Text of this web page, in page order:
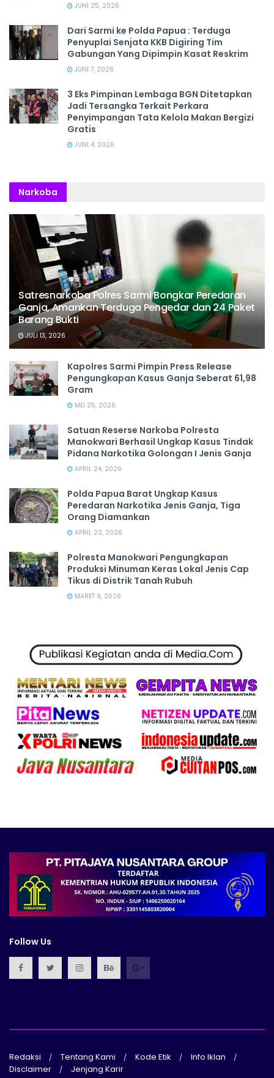
JUNI 25, 2026
Dari Sarmi ke Polda Papua : Terduga
Penyuplai Senjata KKB Digiring Tim
Gabungan Yang Dipimpin Kasat Reskrim
JUNI 7, 2026
3 Eks Pimpinan Lembaga BGN Ditetapkan
Jadi Tersangka Terkait Perkara
Penyimpangan Tata Kelola Makan Bergizi
Gratis
JUNI 4, 2026
Narkoba
Satresnarkoba Polres Sarmi Bongkar Peredaran
Ganja, Amankan Terduga Pengedar dan 24 Paket
Barang Bukti
JULI 13, 2026
Kapolres Sarmi Pimpin Press Release
Pengungkapan Kasus Ganja Seberat 61,98
Gram
MEI 25, 2026
Satuan Reserse Narkoba Polresta
Manokwari Berhasil Ungkap Kasus Tindak
Pidana Narkotika Golongan I Jenis Ganja
APRIL 24, 2026
Polda Papua Barat Ungkap Kasus
Peredaran Narkotika Jenis Ganja, Tiga
Orang Diamankan
APRIL 22, 2026
Polresta Manokwari Pengungkapan
Produksi Minuman Keras Lokal Jenis Cap
Tikus di Distrik Tanah Rubuh
MARET 9, 2026
Follow Us
Redaksi Tentang Kami Kode Etik
Info Iklan
Disclaimer
Jenjang Karir